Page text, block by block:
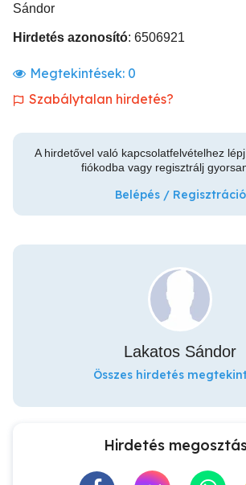
Sándor
Hirdetés azonosító: 6506921
Megtekintések: 0
Szabálytalan hirdetés?
A hirdetővel való kapcsolatfelvételhez
fiókodba vagy regisztrálj
Belépés / Regisztráció
Lakatos Sándor
Összes hirdetés
Hirdetés